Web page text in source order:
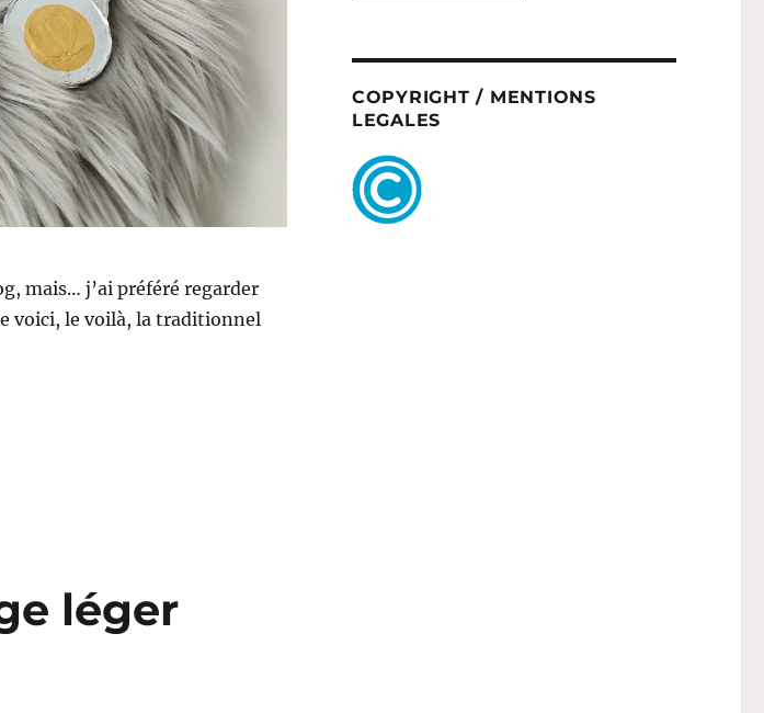
mais… j’ai préféré regarder
voici, le voilà, la traditionnel
cadeaux de Noël 2020 »
léger
COPYRIGHT / MENTIONS
LEGALES